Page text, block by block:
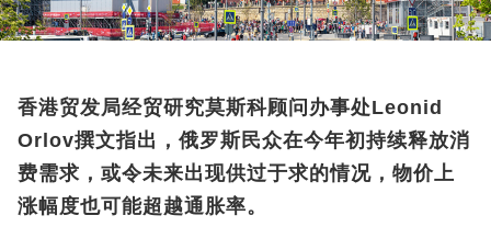
香港贸发局经贸研究莫斯科顾问办事处Leonid
Orlov撰文指出，俄罗斯民众在今年初持续释放消
费需求，或令未来出现供过于求的情况，物价上
涨幅度也可能超越通胀率。